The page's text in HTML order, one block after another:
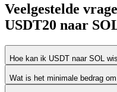
Veelgestelde
USDT20 naar
Hoe kan ik USDT naar SOL
Wat is het minimale bedrag